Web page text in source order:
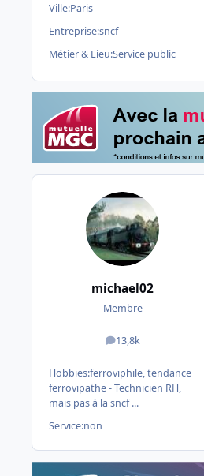
Ville:Paris
Entreprise:sncf
Métier & Lieu:Service public
michael02
Membre
13,8k
messages
Hobbies:ferroviphile, tendance
ferrovipathe - Technicien RH,
mais pas à la sncf ...
Service:non